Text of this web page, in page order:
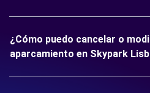
¿Cómo puedo cancelar o
aparcamiento en Skypark